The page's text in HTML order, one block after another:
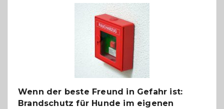
bewusst
herzlich
gestalten
Wenn der beste Freund in Gefahr ist:
Brandschutz für Hunde im eigenen